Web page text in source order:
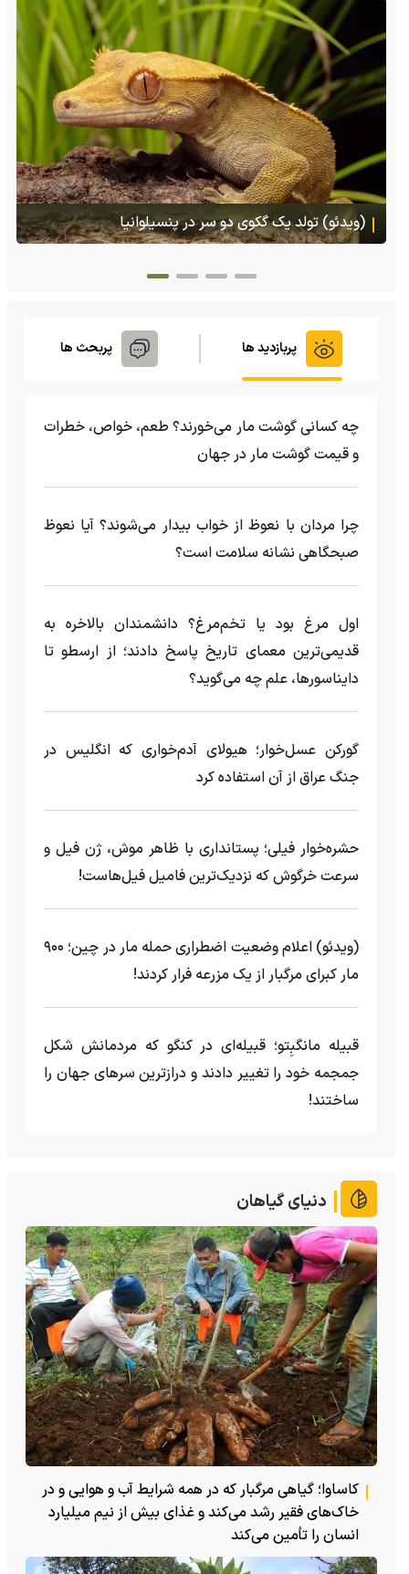
(ویدئو) تصاویر شگفت‌انگیز از مارمولک گلو بادبزنی که
هنگام خطر یک مایع چسبناک از بدنش پرتاب می‌کند
پربازدید ها پربحث ها
چه کسانی گوشت مار می‌خورند؟ طعم، خواص، خطرات
و قیمت گوشت مار در جهان
چرا مردان با نعوظ از خواب بیدار می‌شوند؟ آیا نعوظ
صبحگاهی نشانه سلامت است؟
اول مرغ بود یا تخم‌مرغ؟ دانشمندان بالاخره به
قدیمی‌ترین معمای تاریخ پاسخ دادند؛ از ارسطو تا
دایناسورها، علم چه می‌گوید؟
گورکن عسل‌خوار؛ هیولای آدم‌خواری که انگلیس در
جنگ عراق از آن استفاده کرد
حشره‌خوار فیلی؛ پستانداری با ظاهر موش، ژن فیل و
سرعت خرگوش که نزدیک‌ترین فامیل فیل‌هاست!
(ویدئو) اعلام وضعیت اضطراری حمله مار‌ در چین؛ ۹۰۰
مار کبرای مرگبار از یک مزرعه‌ فرار کردند!
قبیله مانگبِتو؛ قبیله‌ای در کنگو که مردمانش شکل
جمجمه خود را تغییر دادند و درازترین سرهای جهان را
ساختند!
دنیای گیاهان
کاساوا؛ گیاهی مرگبار که در همه شرایط آب و هوایی و در
خاک‌های فقیر رشد می‌کند و غذای بیش از نیم میلیارد
انسان را تأمین می‌کند